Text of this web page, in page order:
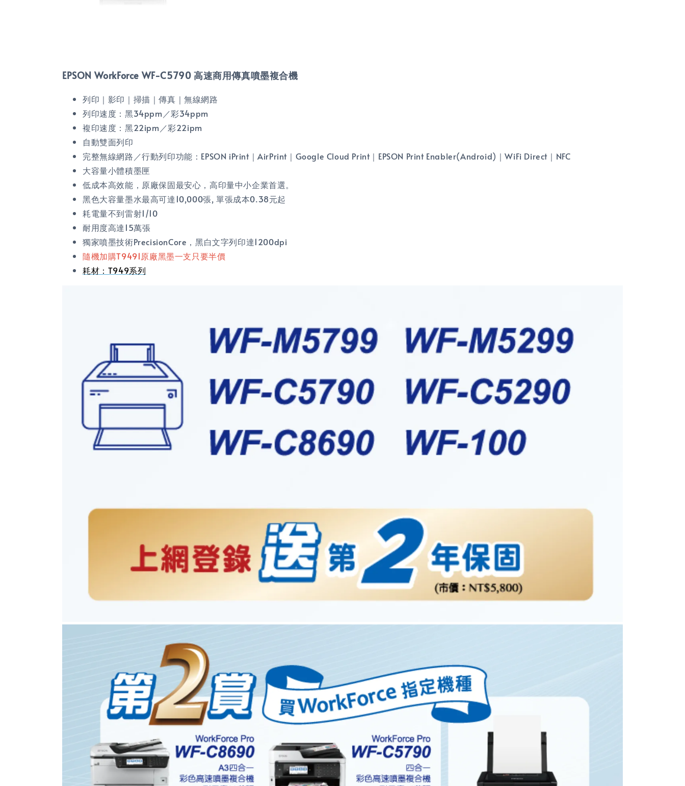
EPSON WorkForce WF-C5790 高速商用傳真噴墨複合機
列印｜影印｜掃描｜傳真｜無線網路
列印速度：黑34ppm／彩34ppm
複印速度：黑22ipm／彩22ipm
自動雙面列印
完整無線網路／行動列印功能：EPSON iPrint｜AirPrint｜Google Cloud Print｜EPSON Print Enabler(Android)｜WiFi Direct｜NFC
大容量小體積墨匣
低成本高效能，原廠保固最安心，高印量中小企業首選。
黑色大容量墨水最高可達10,000張, 單張成本0.38元起
耗電量不到雷射1/10
耐用度高達15萬張
獨家噴墨技術PrecisionCore，黑白文字列印達1200dpi
隨機加購T9491原廠黑墨一支只要半價
耗材：T949系列